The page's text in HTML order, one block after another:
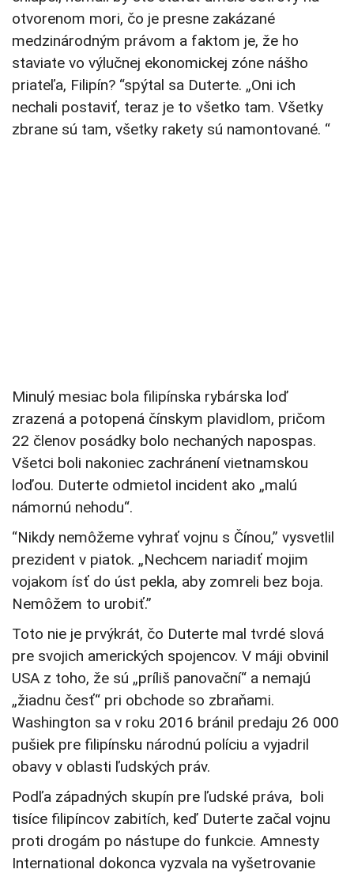
otvorenom mori, čo je presne zakázané
medzinárodným právom a faktom je, že ho
staviate vo výlučnej ekonomickej zóne nášho
priateľa, Filipín? “spýtal sa Duterte. „Oni ich
nechali postaviť, teraz je to všetko tam. Všetky
zbrane sú tam, všetky rakety sú namontované. “
Minulý mesiac bola filipínska rybárska loď
zrazená a potopená čínskym plavidlom, pričom
22 členov posádky bolo nechaných napospas.
Všetci boli nakoniec zachránení vietnamskou
loďou. Duterte odmietol incident ako „malú
námornú nehodu“.
“Nikdy nemôžeme vyhrať vojnu s Čínou,” vysvetlil
prezident v piatok. „Nechcem nariadiť mojim
vojakom ísť do úst pekla, aby zomreli bez boja.
Nemôžem to urobiť.”
Toto nie je prvýkrát, čo Duterte mal tvrdé slová
pre svojich amerických spojencov. V máji obvinil
USA z toho, že sú „príliš panovační“ a nemajú
„žiadnu česť“ pri obchode so zbraňami.
Washington sa v roku 2016 bránil predaju 26 000
pušiek pre filipínsku národnú políciu a vyjadril
obavy v oblasti ľudských práv.
Podľa západných skupín pre ľudské práva, boli
tisíce filipíncov zabitích, keď Duterte začal vojnu
proti drogám po nástupe do funkcie. Amnesty
International dokonca vyzvala na vyšetrovanie